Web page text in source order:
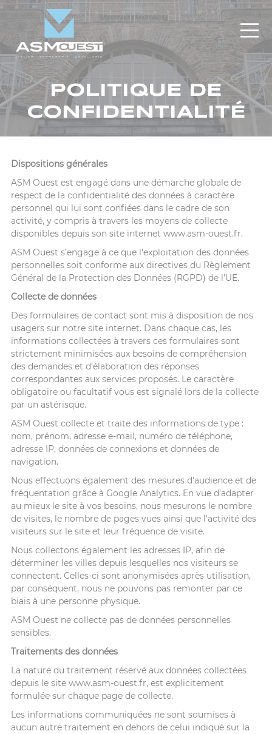
POLITIQUE DE
CONFIDENTIALITÉ
Dispositions générales
ASM Ouest est engagé dans une démarche globale de
respect de la confidentialité des données à caractère
personnel qui lui sont confiées dans le cadre de son
activité, y compris à travers les moyens de collecte
disponibles depuis son site internet www.asm-ouest.fr.
ASM Ouest s’engage à ce que l’exploitation des données
personnelles soit conforme aux directives du Règlement
Général de la Protection des Données (RGPD) de l’UE.
Collecte de données
Des formulaires de contact sont mis à disposition de nos
usagers sur notre site internet. Dans chaque cas, les
informations collectées à travers ces formulaires sont
strictement minimisées aux besoins de compréhension
des demandes et d’élaboration des réponses
correspondantes aux services proposés. Le caractère
obligatoire ou facultatif vous est signalé lors de la collecte
par un astérisque.
ASM Ouest collecte et traite des informations de type :
nom, prénom, adresse e-mail, numéro de téléphone,
adresse IP, données de connexions et données de
navigation.
Nous effectuons également des mesures d’audience et de
fréquentation grâce à Google Analytics. En vue d’adapter
au mieux le site à vos besoins, nous mesurons le nombre
de visites, le nombre de pages vues ainsi que l'activité des
visiteurs sur le site et leur fréquence de visite.
Nous collectons également les adresses IP, afin de
déterminer les villes depuis lesquelles nos visiteurs se
connectent. Celles-ci sont anonymisées après utilisation,
par conséquent, nous ne pouvons pas remonter par ce
biais à une personne physique.
ASM Ouest ne collecte pas de données personnelles
sensibles.
Traitements des données
La nature du traitement réservé aux données collectées
depuis le site www.asm-ouest.fr, est explicitement
formulée sur chaque page de collecte.
Les informations communiquées ne sont soumises à
aucun autre traitement en dehors de celui indiqué sur la
Panneau de gestion des cookies